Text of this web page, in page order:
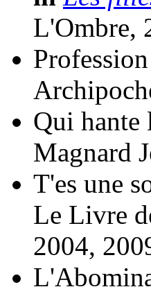
L'Ombre,
Qui hante
Magnard
T'es une
Le Livre
2004,